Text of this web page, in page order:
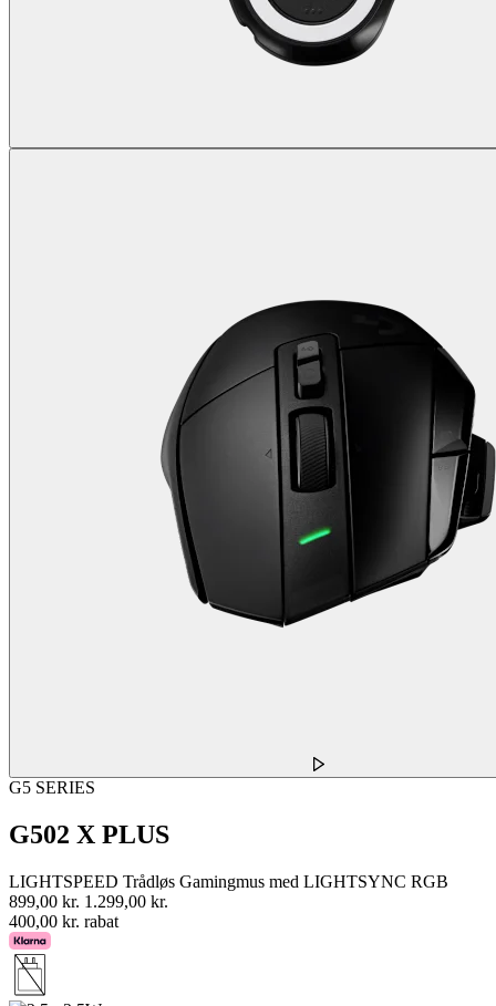
G5 SERIES
G502 X PLUS
LIGHTSPEED Trådløs Gamingmus med LIGHTSYNC RGB
899,00 kr. 1.299,00 kr.
400,00 kr. rabat